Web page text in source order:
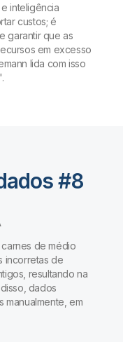
inteligência
custos; é
garantir que as
em excesso
lida com isso
#8
de médio
incorretas de
resultando na
dados
manualmente, em